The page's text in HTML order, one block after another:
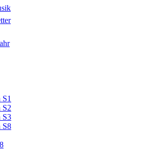
S2
S3
S8